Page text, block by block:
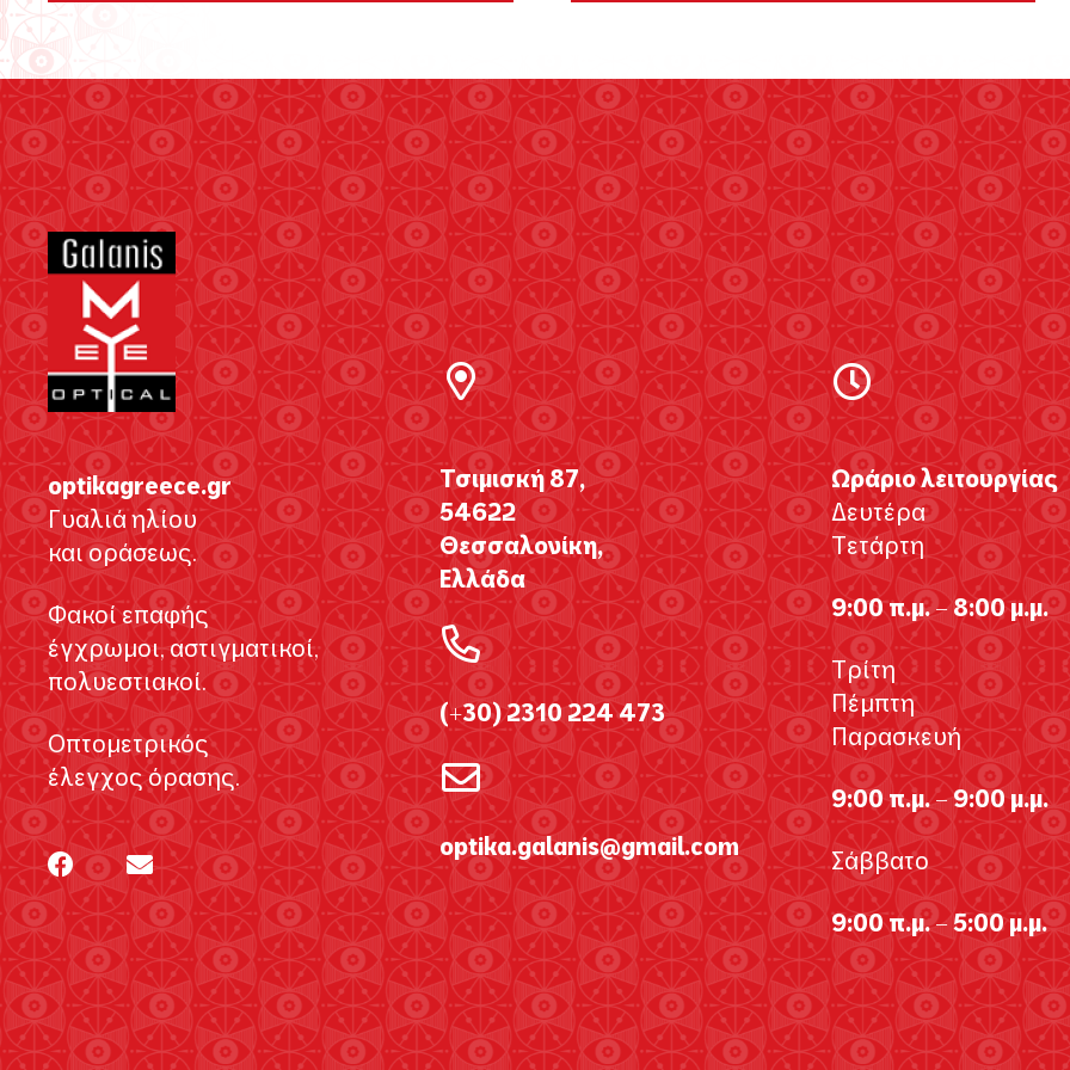
optikagreece.gr
Γυαλιά ηλίου
και οράσεως.
Φακοί επαφής
έγχρωμοι, αστιγματικοί,
πολυεστιακοί.
Οπτομετρικός
έλεγχος όρασης.
Τσιμισκή 87,
54622
Θεσσαλονίκη,
Ελλάδα
(+30) 2310 224 473
optika.galanis@gmail.com
Ωράριο λειτουργίας
Δευτέρα
Τετάρτη
9:00 π.μ. – 8:00 μ.μ.
Τρίτη
Πέμπτη
Παρασκευή
9:00 π.μ. – 9:00 μ.μ.
Σάββατο
9:00 π.μ. – 5:00 μ.μ.